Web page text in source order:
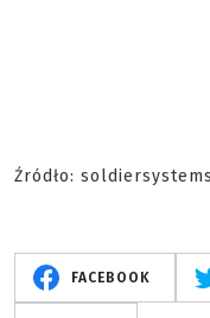
Źródło:
FACEBOOK